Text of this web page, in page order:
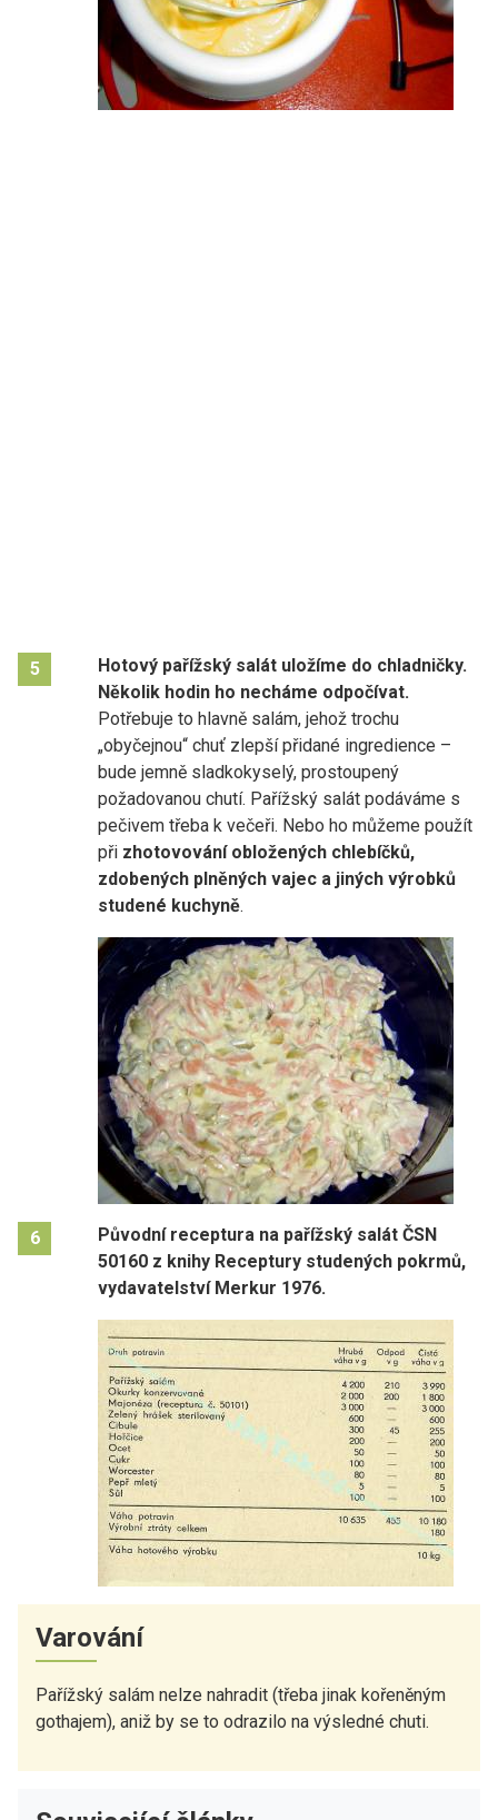
5
Hotový pařížský salát uložíme do chladničky.
Několik hodin ho necháme odpočívat.
Potřebuje to hlavně salám, jehož trochu
„obyčejnou“ chuť zlepší přidané ingredience –
bude jemně sladkokyselý, prostoupený
požadovanou chutí. Pařížský salát podáváme s
pečivem třeba k večeři. Nebo ho můžeme použít
při zhotovování obložených chlebíčků,
zdobených plněných vajec a jiných výrobků
studené kuchyně.
6
Původní receptura na pařížský salát ČSN
50160 z knihy Receptury studených pokrmů,
vydavatelství Merkur 1976.
Varování
Pařížský salám nelze nahradit (třeba jinak kořeněným
gothajem), aniž by se to odrazilo na výsledné chuti.